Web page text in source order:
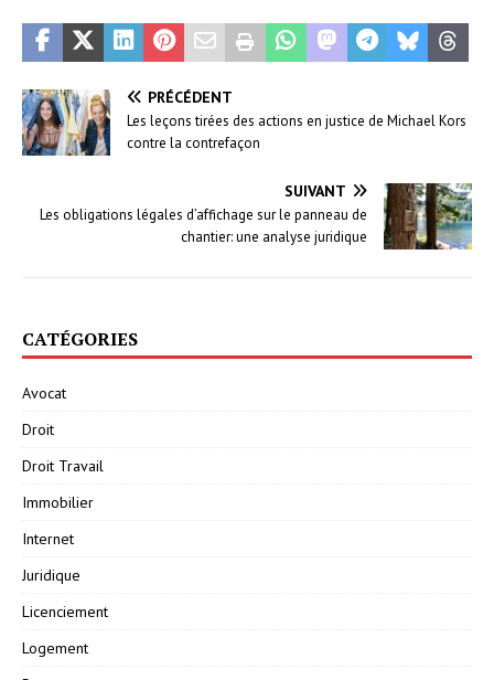
PRÉCÉDENT
Les leçons tirées des actions en justice de Michael Kors
contre la contrefaçon
SUIVANT
Les obligations légales d’affichage sur le panneau de
chantier: une analyse juridique
CATÉGORIES
Avocat
Droit
Droit Travail
Immobilier
Internet
Juridique
Licenciement
Logement